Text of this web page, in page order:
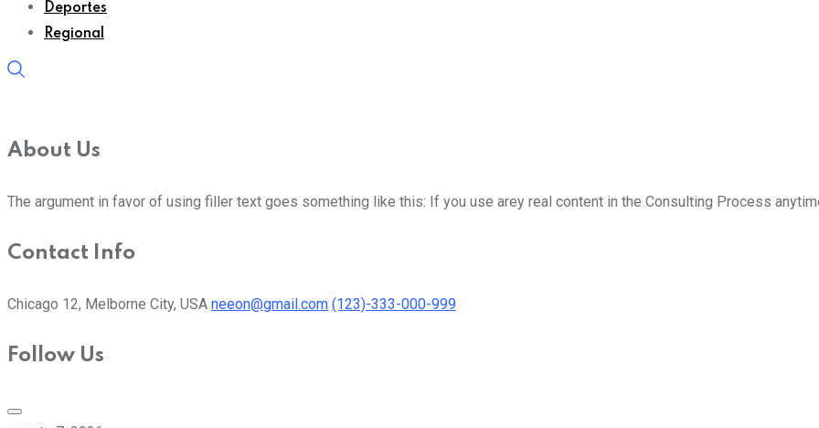
Deportes
Regional
About Us
The argument in favor of using filler text goes something like this: If you use arey real content in the Consulting Process
Contact Info
Chicago 12, Melborne City, USA neeon@gmail.com (123)-333-000-999
Follow Us